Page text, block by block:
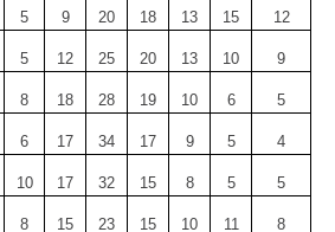
5 9 20 18 13 15 12
5 12 25 20 13 10 9
8 18 28 19 10 6 5
6 17 34 17 9 5 4
10 17 32 15 8 5 5
8 15 23 15 10 11 8